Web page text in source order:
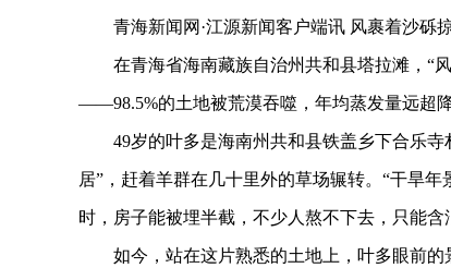
青海新闻网·江源新闻客户端讯 风裹着沙砾掠
在青海省海南藏族自治州共和县塔拉滩，“风
——98.5%的土地被荒漠吞噬，年均蒸发量远超
49岁的叶多是海南州共和县铁盖乡下合乐寺
居”，赶着羊群在几十里外的草场辗转。“干旱
时，房子能被埋半截，不少人熬不下去，只能含
如今，站在这片熟悉的土地上，叶多眼前的